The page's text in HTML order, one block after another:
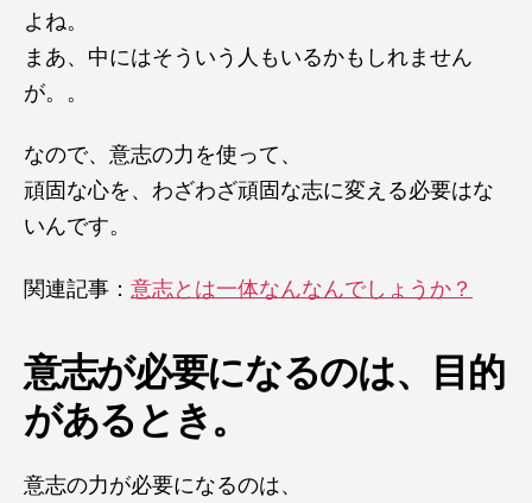
よね。
まあ、中にはそういう人もいるかもしれません
が。。
なので、意志の力を使って、
頑固な心を、わざわざ頑固な志に変える必要はな
いんです。
関連記事： 意志とは一体なんなんでしょうか？
意志が必要になるのは、目的
があるとき。
意志の力が必要になるのは、